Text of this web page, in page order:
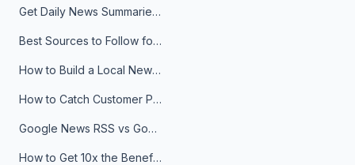
Get Daily News Summaries About Any Topic in Telegram, Discord, Slack, and Email
Best Sources to Follow for Crypto News in Your Reader (2026)
How to Build a Local News Hub That Updates Itself
How to Catch Customer Problems Before They Become Support Tickets
Google News RSS vs Google Alerts: Which Is Better for News Monitoring?
How to Get 10x the Benefits of Google Alerts